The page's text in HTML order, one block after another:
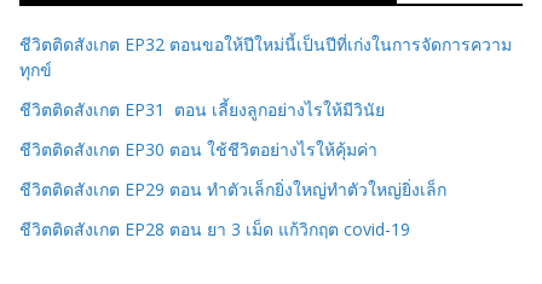
ชีวิตติดสังเกต EP32 ตอนขอให้ปีใหม่นี้เป็นปีที่เก่งในการจัดการความ
ทุกข์
ชีวิตติดสังเกต EP31 ตอน เลี้ยงลูกอย่างไรให้มีวินัย
ชีวิตติดสังเกต EP30 ตอน ใช้ชีวิตอย่างไรให้คุ้มค่า
ชีวิตติดสังเกต EP29 ตอน ทำตัวเล็กยิ่งใหญ่ทำตัวใหญ่ยิ่งเล็ก
ชีวิตติดสังเกต EP28 ตอน ยา 3 เม็ด แก้วิกฤต covid-19